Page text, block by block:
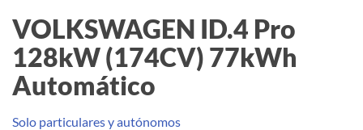
VOLKSWAGEN ID.4 Pro
128kW (174CV) 77kWh
Automático
Solo particulares y autónomos